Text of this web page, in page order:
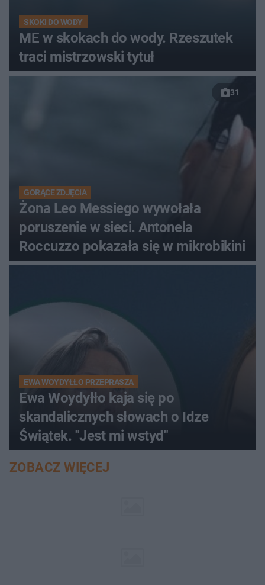
SKOKI DO WODY
ME w skokach do wody. Rzeszutek
traci mistrzowski tytuł
31
GORĄCE ZDJĘCIA
Żona Leo Messiego wywołała
poruszenie w sieci. Antonela
Roccuzzo pokazała się w mikrobikini
EWA WOYDYŁŁO PRZEPRASZA
Ewa Woydyłło kaja się po
skandalicznych słowach o Idze
Świątek. "Jest mi wstyd"
ZOBACZ WIĘCEJ